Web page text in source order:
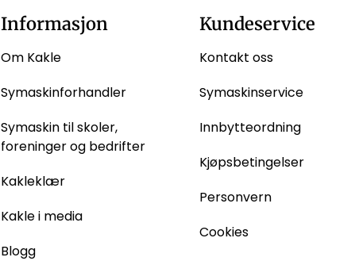
Informasjon
Om Kakle
Symaskinforhandler
Symaskin til skoler,
foreninger og bedrifter
Kakleklær
Kakle i media
Blogg
Kundeservice
Kontakt oss
Symaskinservice
Innbytteordning
Kjøpsbetingelser
Personvern
Cookies